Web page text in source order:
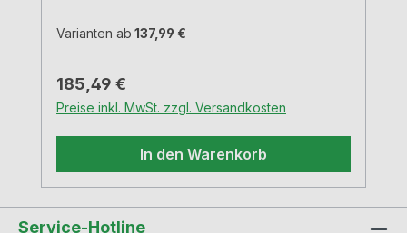
BefestigungTragkraft 7,5 - 12 kg je nach
Varianten ab 137,99 €
Regulärer Preis:
185,49 €
Preise inkl. MwSt. zzgl. Versandkosten
In den Warenkorb
Service-Hotline